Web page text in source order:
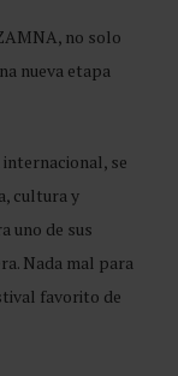
no solo
nueva etapa
se
cultura y
uno de sus
Nada mal para
favorito de